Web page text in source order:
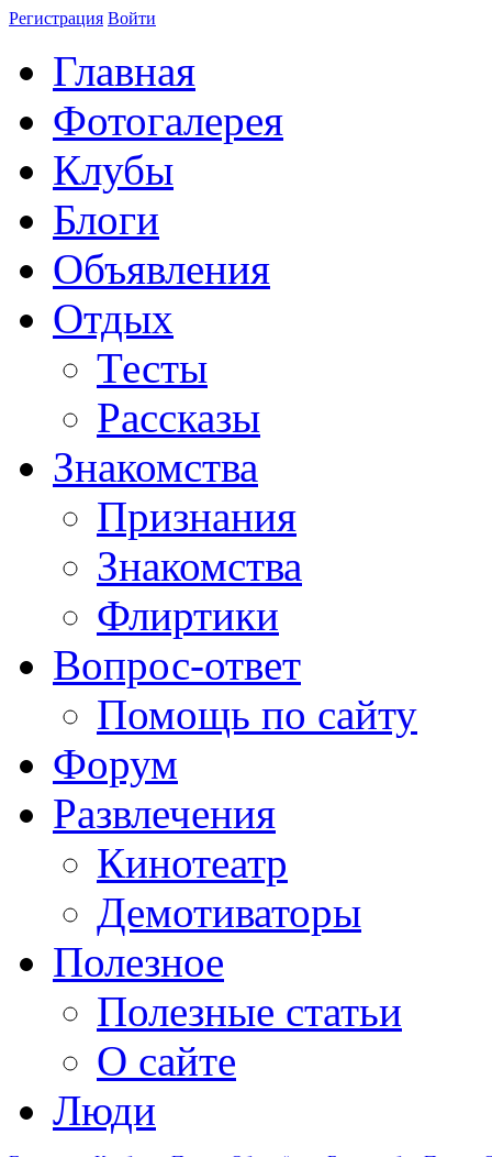
Регистрация Войти
Главная
Фотогалерея
Клубы
Блоги
Объявления
Отдых
Тесты
Рассказы
Знакомства
Признания
Знакомства
Флиртики
Вопрос-ответ
Помощь по сайту
Форум
Развлечения
Кинотеатр
Демотиваторы
Полезное
Полезные статьи
О сайте
Люди